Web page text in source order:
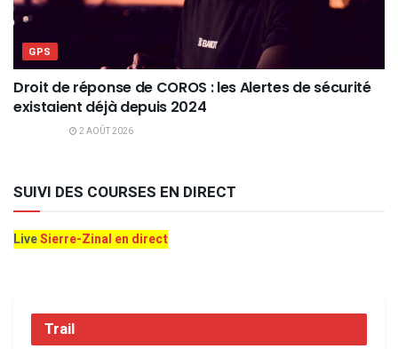
GPS
Droit de réponse de COROS : les Alertes de sécurité
existaient déjà depuis 2024
2 AOÛT 2026
SUIVI DES COURSES EN DIRECT
LiveSierre-Zinal en direct
Trail